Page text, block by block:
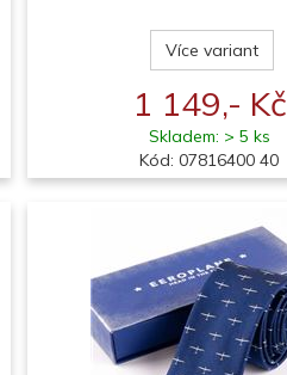
Více variant
1 149,- Kč
Skladem: > 5 ks
Kód: 07816400 40